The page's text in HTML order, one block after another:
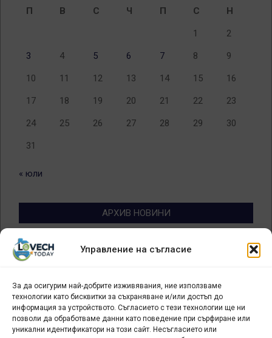
Управление на съгласие
За да осигурим най-добрите изживявания, ние използваме
технологии като бисквитки за съхраняване и/или достъп до
информация за устройството. Съгласието с тези технологии ще ни
позволи да обработваме данни като поведение при сърфиране или
уникални идентификатори на този сайт. Несъгласието или
П
В С Ч П С Н
1 2
3 4 5 6 7 8 9
10 11 12 13 14 15 16
17 18 19 20 21 22 23
24 25 26 27 28 29 30
31
« юли
АРХИВ НОВИНИ
Архив
новини
БИЗНЕС
Арт галерия "Мостове" – магазин за изкуство
СЕВЕРОЗАПАДА ИНФОРМАЦИОНЕН БИЗНЕС